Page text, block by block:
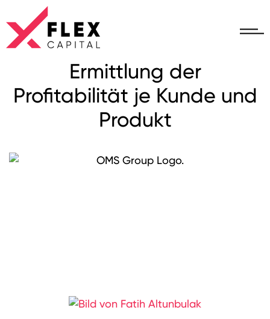
Ermittlung der
Profitabilität je Kunde und
Produkt